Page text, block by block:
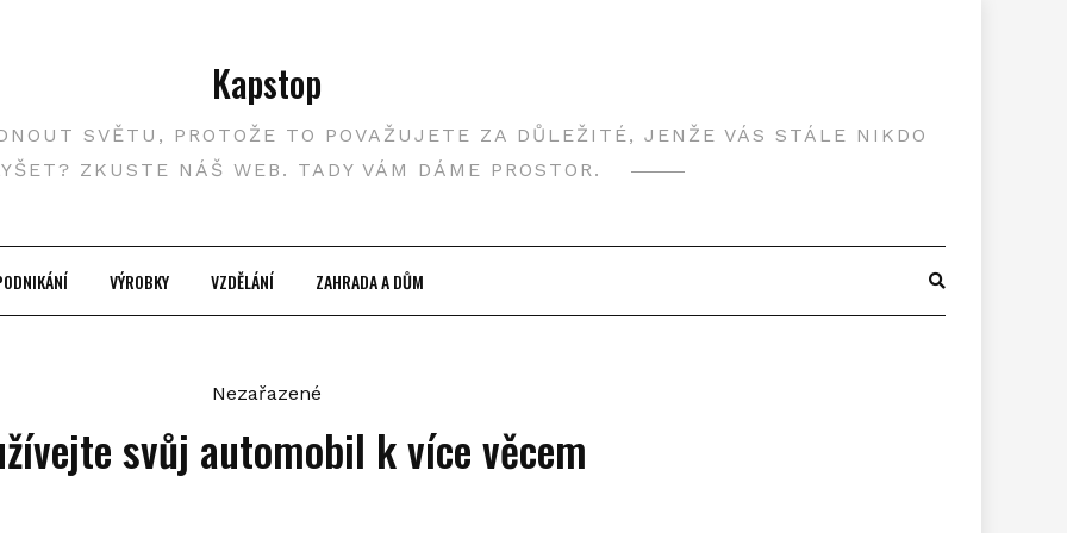
Kapstop
SVĚTU, PROTOŽE TO POVAŽUJETE ZA DŮLEŽITÉ, JENŽE VÁS STÁLE NIKDO
ZKUSTE NÁŠ WEB. TADY VÁM DÁME PROSTOR.
VÝROBKY VZDĚLÁNÍ ZAHRADA A DŮM
Nezařazené
svůj automobil k více věcem